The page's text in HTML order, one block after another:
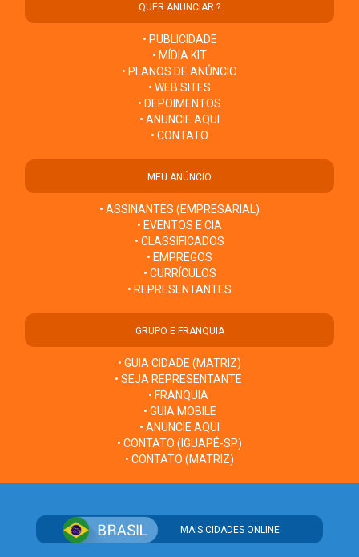
QUER ANUNCIAR ?
• PUBLICIDADE
• MÍDIA KIT
• PLANOS DE ANÚNCIO
• WEB SITES
• DEPOIMENTOS
• ANUNCIE AQUI
• CONTATO
MEU ANÚNCIO
• ASSINANTES (EMPRESARIAL)
• EVENTOS E CIA
• CLASSIFICADOS
• EMPREGOS
• CURRÍCULOS
• REPRESENTANTES
GRUPO E FRANQUIA
• GUIA CIDADE (MATRIZ)
• SEJA REPRESENTANTE
• FRANQUIA
• GUIA MOBILE
• ANUNCIE AQUI
• CONTATO (IGUAPÉ-SP)
• CONTATO (MATRIZ)
MAIS CIDADES ONLINE